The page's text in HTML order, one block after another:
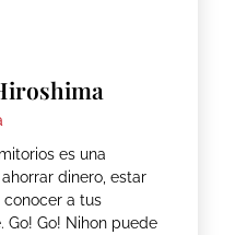
es una
dinero, estar
a tus
Go! Go! Nihon puede